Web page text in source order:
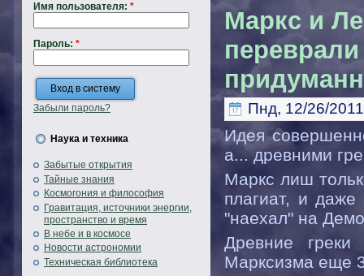
Имя пользователя: *
Пароль: *
Забыли пароль?
Наука и техника
Забытые открытия
Тайные знания
Космогония и философия
Гравитация, источники энергии,
пространство и время
В небе и в космосе
Новости астрономии
Техническая библиотека
Маркс и
Пнд, 12/26/
Идея
а... древними
Маркс лиш
плагиат, и
"наехал" на
Древние
Марксизма еще